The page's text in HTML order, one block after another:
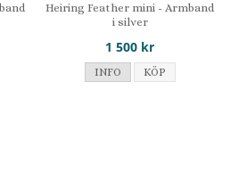
Heiring Feather mini - Armband
i silver
1 500 kr
INFO KÖP